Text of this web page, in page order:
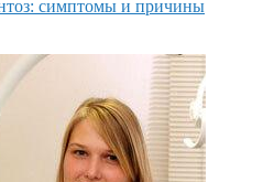
симптомы и причины